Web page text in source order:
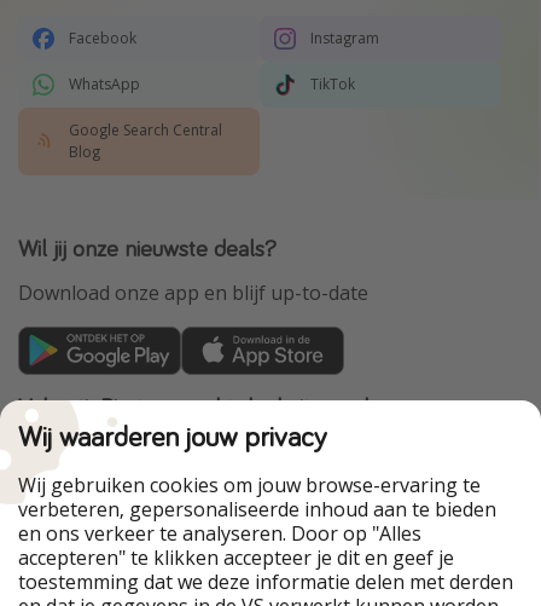
Facebook Instagram
WhatsApp TikTok
Google Search Central
Blog
Wil jij onze nieuwste deals?
Download onze app en blijf up-to-date
VakantiePiraten maakt deel uit van de
HolidayPirates Group
Onze markten
PiratinViaggio
HolidayPirates
WakacyjniPiraci
VoyagesPirates
Ferienpiraten
Urlaubspiraten
Urlaubspiraten
ViajerosPiratas
Wij waarderen jouw privacy
Wij gebruiken cookies om jouw browse-ervaring te
verbeteren, gepersonaliseerde inhoud aan te bieden
en ons verkeer te analyseren. Door op "Alles
accepteren" te klikken accepteer je dit en geef je
toestemming dat we deze informatie delen met derden